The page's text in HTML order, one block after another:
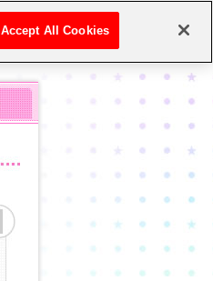
Accept All Cookies